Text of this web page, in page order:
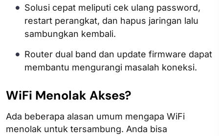
Solusi cepat meliputi cek ulang password,
restart perangkat, dan hapus jaringan lalu
sambungkan kembali.
Router dual band dan update firmware dapat
membantu mengurangi masalah koneksi.
WiFi Menolak Akses?
Ada beberapa alasan umum mengapa WiFi
menolak untuk tersambung. Anda bisa